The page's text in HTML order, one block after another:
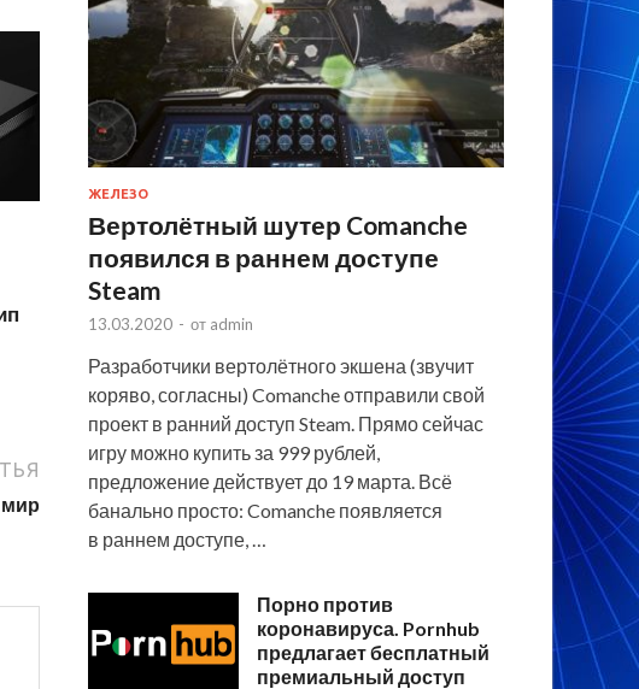
мир
ЖЕЛЕЗО
Вертолётный шутер Comanche
появился в раннем доступе
Steam
13.03.2020 - от admin
Разработчики вертолётного экшена (звучит
коряво, согласны) Comanche отправили свой
проект в ранний доступ Steam. Прямо сейчас
игру можно купить за 999 рублей,
предложение действует до 19 марта. Всё
банально просто: Comanche появляется
в раннем доступе, …
Порно против
коронавируса. Pornhub
предлагает бесплатный
премиальный доступ